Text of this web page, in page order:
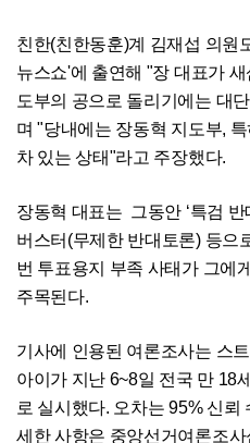
친한(친한동훈)계 김재섭 의원
뉴스쇼'에 출연해 "장 대표가
도부의 공으로 돌리기에는 대
며 "당내에는 장동혁 지도부,
차 있는 상태"라고 주장했다.
장동혁 대표는 그동안 ‘특검 반
버스터(무제한 반대토론) 등으
번 투표용지 부족 사태가 그에
주목된다.
기사에 인용된 여론조사는 스
아이가 지난 6~8일 전국 만 18
로 실시했다. 오차는 95% 신뢰
세한 사항은 중앙선거여론조